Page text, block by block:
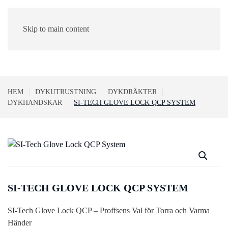
Skip to main content
HEM DYKUTRUSTNING
DYKDRÄKTER
DYKHANDSKAR
SI-TECH GLOVE LOCK QCP SYSTEM
SI-TECH GLOVE LOCK QCP SYSTEM
SI-Tech Glove Lock QCP – Proffsens Val för Torra och Varma
Händer